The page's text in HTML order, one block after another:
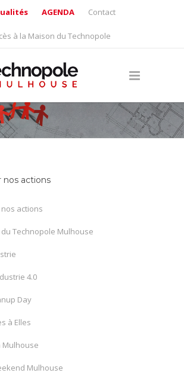
AGENDA Contact
à la Maison du Technopole
nos actions
actions
du Technopole Mulhouse
4.0
Day
à Elles
Mulhouse
Mulhouse